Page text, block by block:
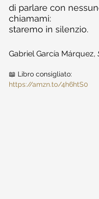
di parlare con
chiamami:
staremo in silenzio.
Gabriel García Márquez,
📖 Libro consigliato:
https://amzn.to/4h6htS0